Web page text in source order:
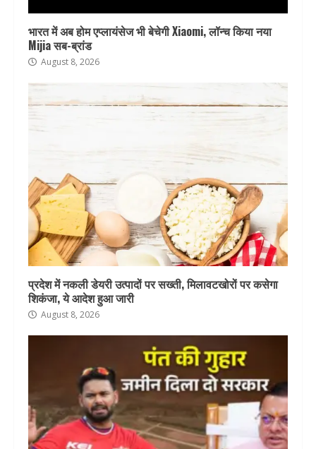
भारत में अब होम एप्लायंसेज भी बेचेगी Xiaomi, लॉन्च किया नया
Mijia सब-ब्रांड
August 8, 2026
प्रदेश में नकली डेयरी उत्पादों पर सख्ती, मिलावटखोरों पर कसेगा
शिकंजा, ये आदेश हुआ जारी
August 8, 2026